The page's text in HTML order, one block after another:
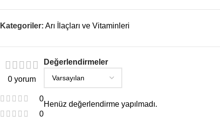
Kategoriler: Arı İlaçları ve Vitaminleri
0 yorum
0
0
Değerlendirmeler
Henüz değerlendirme yapılmadı.